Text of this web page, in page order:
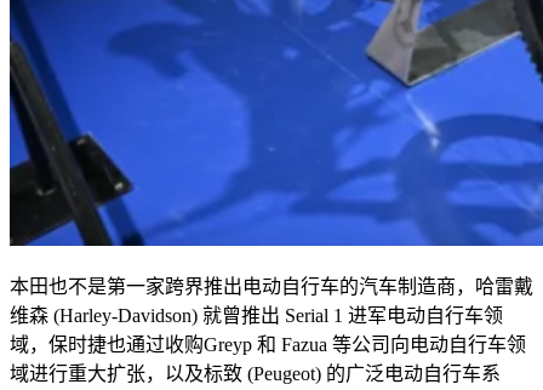
本田也不是第一家跨界推出电动自行车的汽车制造商，哈雷戴
维森 (Harley-Davidson) 就曾推出 Serial 1 进军电动自行车领
域，保时捷也通过收购Greyp 和 Fazua 等公司向电动自行车领
域进行重大扩张，以及标致 (Peugeot) 的广泛电动自行车系